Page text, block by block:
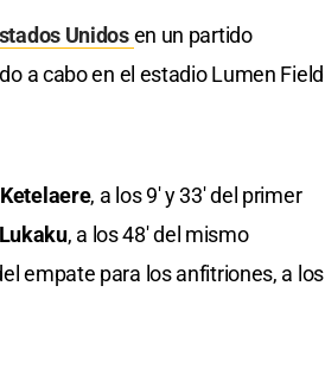
Unidosen un partido
a cabo en el estadio Lumen Field
, a los 9' y 33' del primer
, a los 48' del mismo
empate para los anfitriones, a los